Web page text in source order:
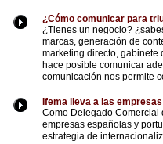
¿Cómo comunicar para
¿Tienes un negocio?
marcas, generación de
marketing directo,
hace posible comunicar
comunicación nos permite
Ifema lleva a las
Como Delegado Comercial
empresas españolas y
estrategia de